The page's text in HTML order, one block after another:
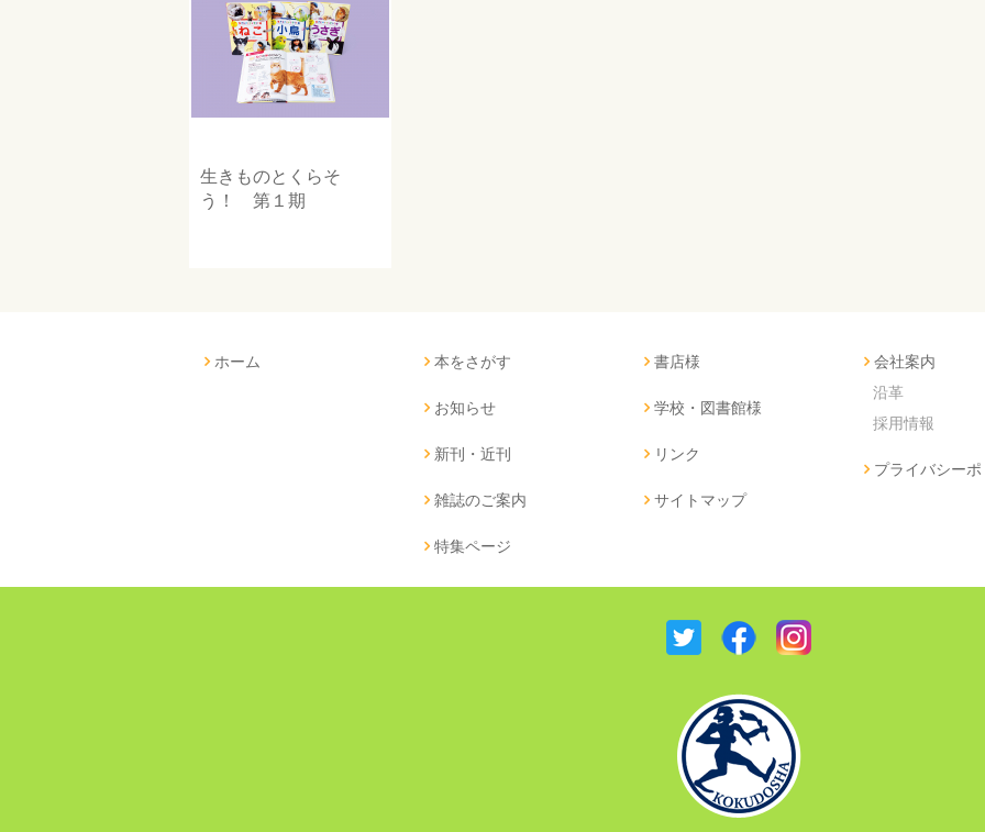
生きものとくらそ
う！ 第１期
ホーム 本をさがす
お知らせ
新刊・近刊
雑誌のご案内
特集ページ
書店様
学校・図書館様
リンク
サイトマップ
会社案内
沿革
採用情報
プライバシー